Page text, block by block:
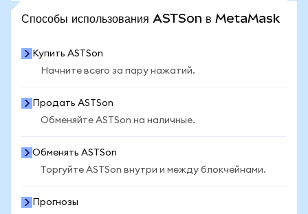
Способы использования ASTSon в MetaMask
Купить ASTSon
Начните всего за пару нажатий.
Продать ASTSon
Обменяйте ASTSon на наличные.
Обменять ASTSon
Торгуйте ASTSon внутри и между блокчейнами.
Прогнозы